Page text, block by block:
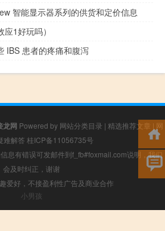
智能显示器系列的​​供货和定价信息
1好玩吗）
IBS 患者的疼痛和腹泻
龙网 Powered by 网站分类目录 | 精选推荐文章 | 网
难解答 桂ICP备11056735号
息有错误可发邮件到f_fb#foxmail.com说明，我们
会及时纠正，谢谢
爱好，不接盈利性广告及商业合作
小男孩